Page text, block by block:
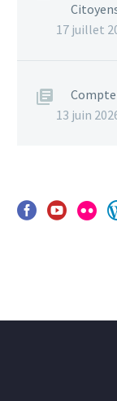
17 juillet
Compte
13 juin